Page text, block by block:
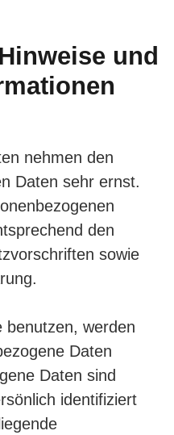
und
nehmen den
Daten sehr ernst.
den
sowie
benutzen, werden
Daten
Daten sind
identifiziert